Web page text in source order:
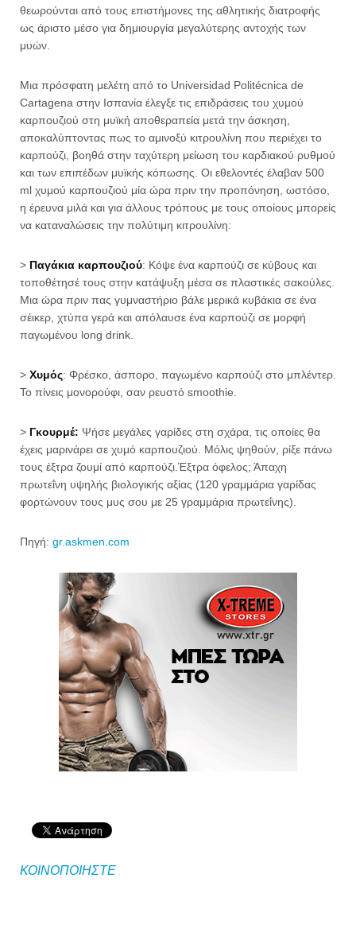
θεωρούνται από τους επιστήμονες της αθλητικής διατροφής
ως άριστο μέσο για δημιουργία μεγαλύτερης αντοχής των
μυών.
Μια πρόσφατη μελέτη από το Universidad Politécnica de
Cartagena στην Ισπανία έλεγξε τις επιδράσεις του χυμού
καρπουζιού στη μυϊκή αποθεραπεία μετά την άσκηση,
αποκαλύπτοντας πως το αμινοξύ κιτρουλίνη που περιέχει το
καρπούζι, βοηθά στην ταχύτερη μείωση του καρδιακού ρυθμού
και των επιπέδων μυϊκής κόπωσης. Οι εθελοντές έλαβαν 500
ml χυμού καρπουζιού μία ώρα πριν την προπόνηση, ωστόσο,
η έρευνα μιλά και για άλλους τρόπους με τους οποίους μπορείς
να καταναλώσεις την πολύτιμη κιτρουλίνη:
> Παγάκια καρπουζιού: Κόψε ένα καρπούζι σε κύβους και
τοποθέτησέ τους στην κατάψυξη μέσα σε πλαστικές σακούλες.
Μια ώρα πριν πας γυμναστήριο βάλε μερικά κυβάκια σε ένα
σέικερ, χτύπα γερά και απόλαυσε ένα καρπούζι σε μορφή
παγωμένου long drink.
> Χυμός: Φρέσκο, άσπορο, παγωμένο καρπούζι στο μπλέντερ.
Το πίνεις μονορούφι, σαν ρευστό smoothie.
> Γκουρμέ: Ψήσε μεγάλες γαρίδες στη σχάρα, τις οποίες θα
έχεις μαρινάρει σε χυμό καρπουζιού. Μόλις ψηθούν, ρίξε πάνω
τους έξτρα ζουμί από καρπούζι.Έξτρα όφελος; Άπαχη
πρωτεΐνη υψηλής βιολογικής αξίας (120 γραμμάρια γαρίδας
φορτώνουν τους μυς σου με 25 γραμμάρια πρωτεΐνης).
Πηγή: gr.askmen.com
ΚΟΙΝΟΠΟΙΗΣΤΕ